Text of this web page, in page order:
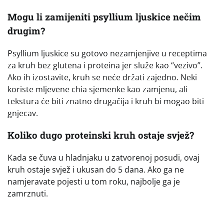
Mogu li zamijeniti psyllium ljuskice nečim
drugim?
Psyllium ljuskice su gotovo nezamjenjive u receptima
za kruh bez glutena i proteina jer služe kao “vezivo”.
Ako ih izostavite, kruh se neće držati zajedno. Neki
koriste mljevene chia sjemenke kao zamjenu, ali
tekstura će biti znatno drugačija i kruh bi mogao biti
gnjecav.
Koliko dugo proteinski kruh ostaje svjež?
Kada se čuva u hladnjaku u zatvorenoj posudi, ovaj
kruh ostaje svjež i ukusan do 5 dana. Ako ga ne
namjeravate pojesti u tom roku, najbolje ga je
zamrznuti.